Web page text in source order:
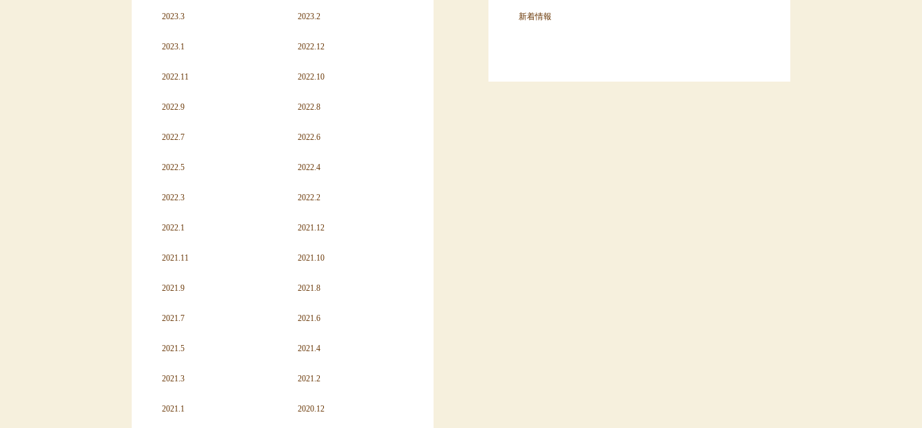
2023.3 2023.2
2023.1 2022.12
2022.11 2022.10
2022.9 2022.8
2022.7 2022.6
2022.5 2022.4
2022.3 2022.2
2022.1 2021.12
2021.11 2021.10
2021.9 2021.8
2021.7 2021.6
2021.5 2021.4
2021.3 2021.2
2021.1 2020.12
新着情報